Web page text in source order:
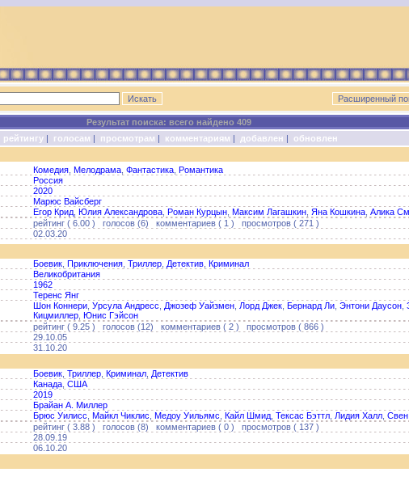
Результат поиска: всего найдено 409
рейтингу | голосам | просмотрам | комментариям | добавлен | обновлен
Комедия Мелодрама Фантастика Романтика
Россия
2020
Марюс Вайсберг
Егор Крид Юлия Александрова Роман Курцын Максим Лагашкин Яна Кошкина Алика
рейтинг ( 6.00 ) голосов (6) комментариев ( 1 ) просмотров ( 271 )
02.03.20
Боевик Приключения Триллер Детектив Криминал
Великобритания
1962
Теренс Янг
Шон Коннери Урсула Андресс Джозеф Уайзмен Лорд Джек Бернард Ли Энтони Даусон
Кицмиллер Юнис Гэйсон
рейтинг ( 9.25 ) голосов (12) комментариев ( 2 ) просмотров ( 866 )
29.10.05
31.10.20
Боевик Триллер Криминал Детектив
Канада США
2019
Брайан А. Миллер
Брюс Уилисс Майкл Чиклис Медоу Уильямс Кайл Шмид Тексас Бэттл Лидия Халл
рейтинг ( 3.88 ) голосов (8) комментариев ( 0 ) просмотров ( 137 )
28.09.19
06.10.20